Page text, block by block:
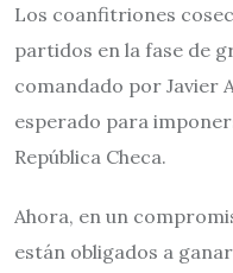
Los coanfitriones
partidos en la fase de
comandado por Javier
esperado para
República Checa.
Ahora, en un
están obligados a